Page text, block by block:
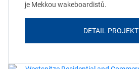
je Mekkou wakeboardistů.
DETAIL